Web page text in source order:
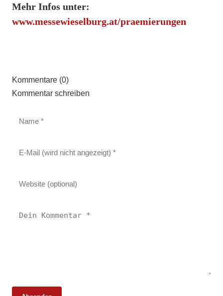
Mehr Infos unter:
www.messewieselburg.at/praemierungen
Kommentare (0)
Kommentar schreiben